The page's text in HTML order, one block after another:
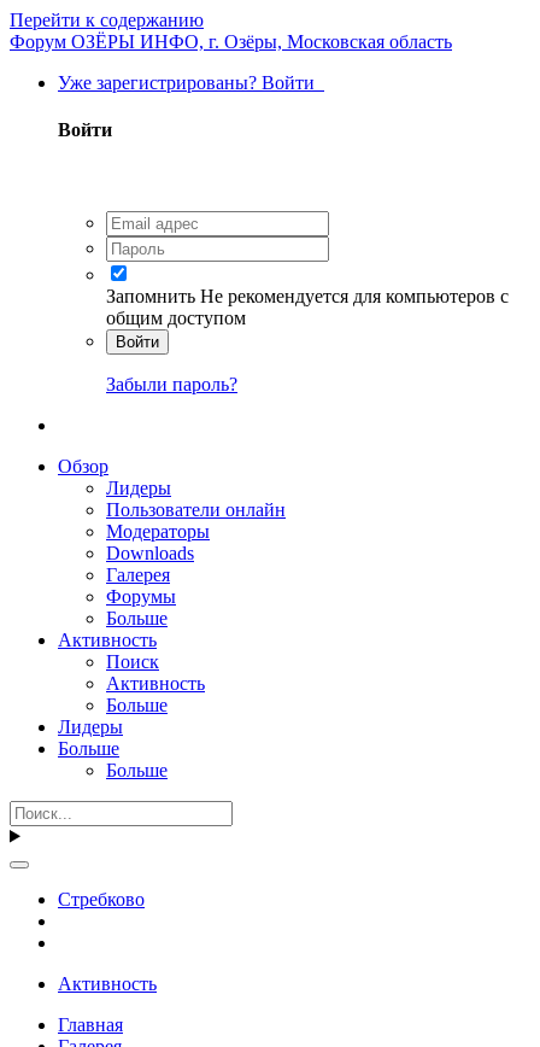
Перейти к содержанию
Форум ОЗЁРЫ ИНФО, г. Озёры, Московская область
Уже зарегистрированы? Войти
Войти
Запомнить Не рекомендуется для компьютеров с
общим доступом
Войти
Забыли пароль?
Обзор
Лидеры
Пользователи онлайн
Модераторы
Downloads
Галерея
Форумы
Больше
Активность
Поиск
Активность
Больше
Лидеры
Больше
Больше
Стребково
Активность
Главная